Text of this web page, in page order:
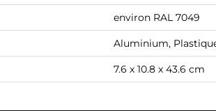
environ RAL 7049
Aluminium,
7.6 x 10.8 x 43.6 cm